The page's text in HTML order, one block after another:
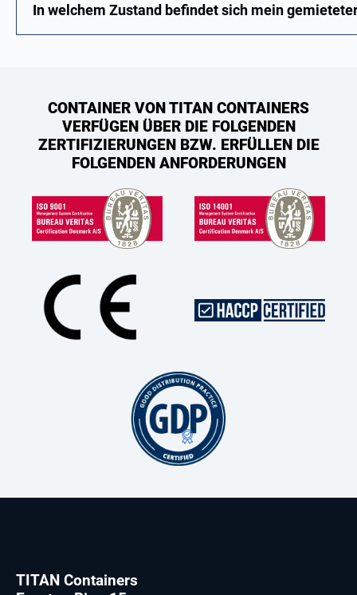
In welchem Zustand befindet sich mein
CONTAINER VON TITAN CONTAINERS
VERFÜGEN ÜBER DIE FOLGENDEN
ZERTIFIZIERUNGEN BZW. ERFÜLLEN DIE
FOLGENDEN ANFORDERUNGEN
TITAN Containers